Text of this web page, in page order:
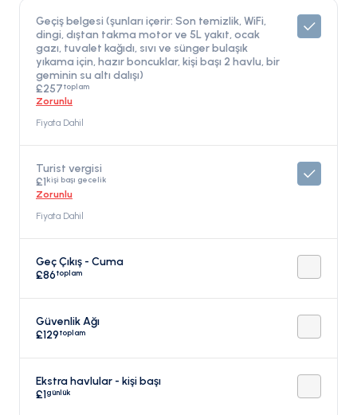
Geçiş belgesi (şunları içerir: Son temizlik, WiFi,
dingi, dıştan takma motor ve 5L yakıt, ocak
gazı, tuvalet kağıdı, sıvı ve sünger bulaşık
yıkama için, hazır boncuklar, kişi başı 2 havlu, bir
geminin su altı dalışı)
£257toplam
Zorunlu
Fiyata Dahil
Turist vergisi
£1kişi başı gecelik
Zorunlu
Fiyata Dahil
Geç Çıkış - Cuma
£86toplam
Güvenlik Ağı
£129toplam
Ekstra havlular - kişi başı
£1günlük